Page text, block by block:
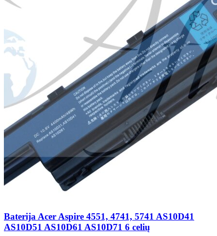
Baterija Acer Aspire 4551, 4741, 5741 AS10D41
AS10D51 AS10D61 AS10D71 6 celių